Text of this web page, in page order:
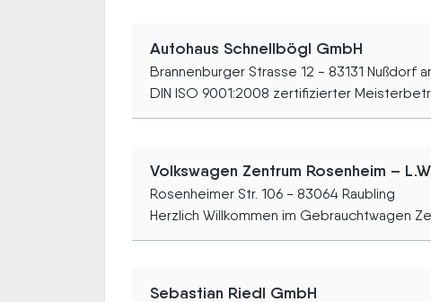
Autohaus Schnellbögl GmbH
Brannenburger Strasse 12 - 83131 Nußdorf
DIN ISO 9001:2008 zertifizierter
Volkswagen Zentrum Rosenheim –
Rosenheimer Str. 106 - 83064 Raubling
Herzlich Willkommen im Gebrauchtwagen
Sebastian Riedl GmbH